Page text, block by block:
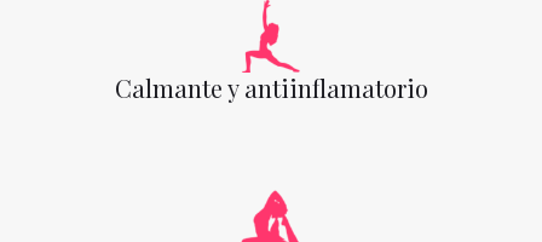
Calmante y antiinflamatorio